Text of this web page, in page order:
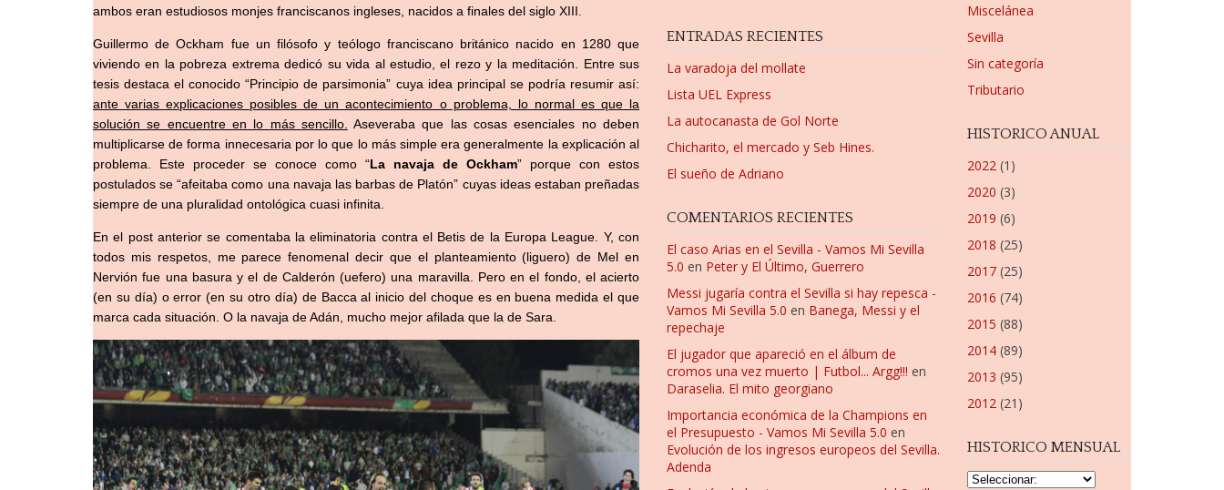
ambos eran estudiosos monjes franciscanos ingleses, nacidos a finales del siglo XIII.
Guillermo de Ockham fue un filósofo y teólogo franciscano británico nacido en 1280 que
viviendo en la pobreza extrema dedicó su vida al estudio, el rezo y la meditación. Entre sus
tesis destaca el conocido “Principio de parsimonia” cuya idea principal se podría resumir así:
ante varias explicaciones posibles de un acontecimiento o problema, lo normal es que la
solución se encuentre en lo más sencillo.
Aseveraba que las cosas esenciales no deben
multiplicarse de forma innecesaria por lo que lo más simple era generalmente la explicación al
problema. Este proceder se conoce como “La navaja de Ockham” porque con estos
postulados se “afeitaba como una navaja las barbas de Platón” cuyas ideas estaban preñadas
siempre de una pluralidad ontológica cuasi infinita.
En el post anterior se comentaba la eliminatoria contra el Betis de la Europa League. Y, con
todos mis respetos, me parece fenomenal decir que el planteamiento (liguero) de Mel en
Nervión fue una basura y el de Calderón (uefero) una maravilla. Pero en el fondo, el acierto
(en su día) o error (en su otro día) de Bacca al inicio del choque es en buena medida el que
marca cada situación. O la navaja de Adán, mucho mejor afilada que la de Sara.
ENTRADAS RECIENTES
La varadoja del mollate
Lista UEL Express
La autocanasta de Gol Norte
Chicharito, el mercado y Seb Hines.
El sueño de Adriano
COMENTARIOS RECIENTES
El caso Arias en el Sevilla - Vamos Mi Sevilla
5.0 en Peter y El Último, Guerrero
Messi jugaría contra el Sevilla si hay repesca -
Vamos Mi Sevilla 5.0 en Banega, Messi y el
repechaje
El jugador que apareció en el álbum de
cromos una vez muerto | Futbol... Argg!!! en
Daraselia. El mito georgiano
Importancia económica de la Champions en
el Presupuesto - Vamos Mi Sevilla 5.0 en
Evolución de los ingresos europeos del Sevilla.
Adenda
Miscelánea
Sevilla
Sin categoría
Tributario
HISTORICO ANUAL
2022 (1)
2020 (3)
2019 (6)
2018 (25)
2017 (25)
2016 (74)
2015 (88)
2014 (89)
2013 (95)
2012 (21)
HISTORICO MENSUAL